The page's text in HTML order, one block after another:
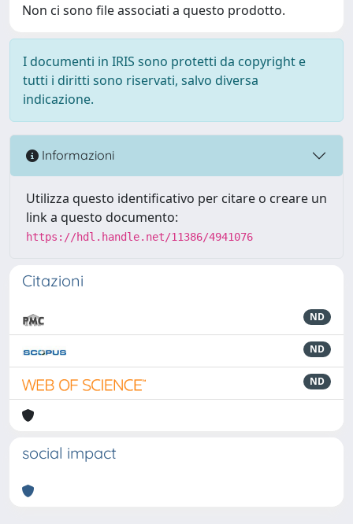
Non ci sono file associati a questo prodotto.
I documenti in IRIS sono protetti da copyright e
tutti i diritti sono riservati, salvo diversa
indicazione.
Informazioni
Utilizza questo identificativo per citare o creare un
link a questo documento:
https://hdl.handle.net/11386/4941076
Citazioni
ND
ND
ND
social impact